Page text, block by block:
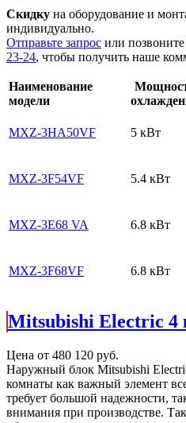
Скидку на оборудование и
индивидуально.
Отправьте запрос или
23-24, чтобы получить наше
Наименование
модели
MXZ-3HA50VF 5 кВт
MXZ-3F54VF 5.4 кВт
MXZ-3E68 VA 6.8 кВт
MXZ-3F68VF 6.8 кВт
Mitsubishi Electric 4
Цена от 480 120 руб.
Наружный блок Mitsubishi
комнаты как важный элемент
требует большой надежности,
внимания при производстве.